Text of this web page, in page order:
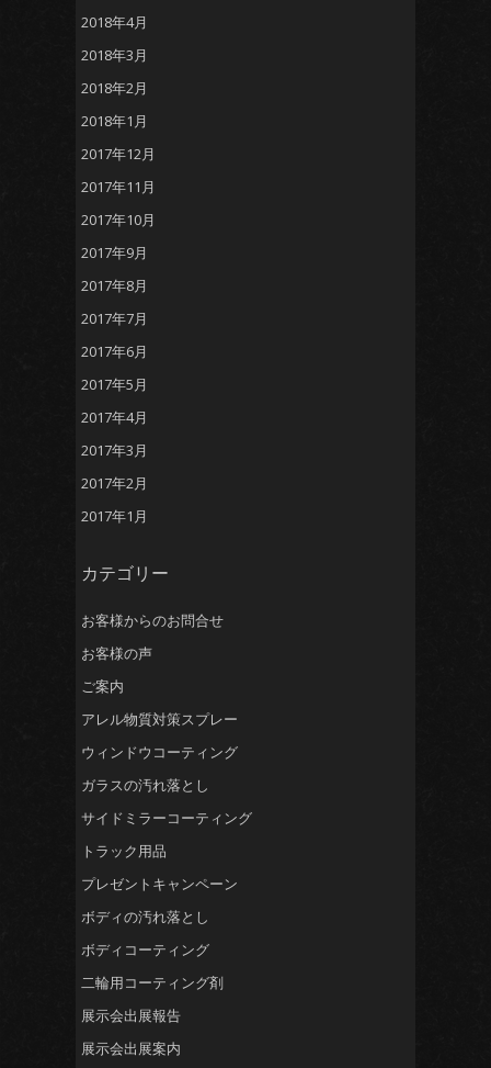
2018年4月
2018年3月
2018年2月
2018年1月
2017年12月
2017年11月
2017年10月
2017年9月
2017年8月
2017年7月
2017年6月
2017年5月
2017年4月
2017年3月
2017年2月
2017年1月
カテゴリー
お客様からのお問合せ
お客様の声
ご案内
アレル物質対策スプレー
ウィンドウコーティング
ガラスの汚れ落とし
サイドミラーコーティング
トラック用品
プレゼントキャンペーン
ボディの汚れ落とし
ボディコーティング
二輪用コーティング剤
展示会出展報告
展示会出展案内